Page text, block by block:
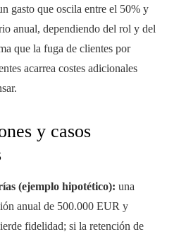
gasto que oscila entre el 50% y
anual, dependiendo del rol y del
que la fuga de clientes por
acarrea costes adicionales
y casos
(ejemplo hipotético): una
anual de 500.000 EUR y
fidelidad; si la retención de